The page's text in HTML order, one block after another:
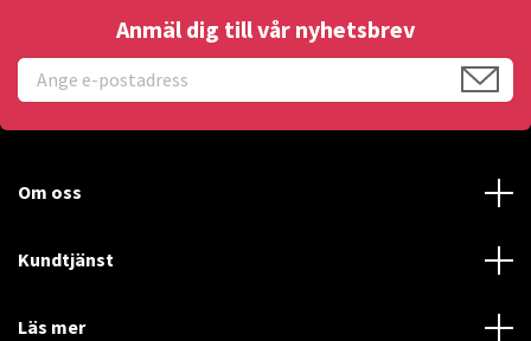
Anmäl dig till vår nyhetsbrev
Om oss
Kundtjänst
Läs mer